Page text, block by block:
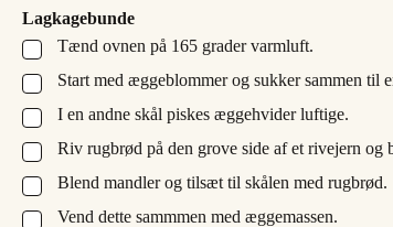
Lagkagebunde
▢
Tænd ovnen på 165 grader varmluft.
▢
Start med æggeblommer og sukker sammen til
▢
I en andne skål piskes æggehvider luftige.
▢
Riv rugbrød på den grove side af et rivejern og
▢
Blend mandler og tilsæt til skålen med rugbrød.
▢
Vend dette sammmen med æggemassen.